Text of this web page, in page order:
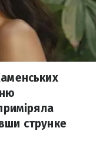
струнке